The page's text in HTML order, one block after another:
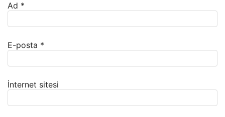
Ad *
E-posta *
İnternet sitesi